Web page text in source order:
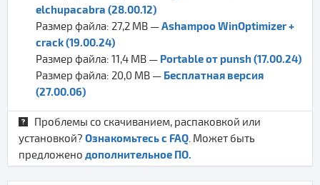
elchupacabra (28.00.12)
Размер файла: 27,2 MB —Ashampoo WinOptimizer +
crack (19.00.24)
Размер файла: 11,4 MB — Portable от punsh (17.00.24)
Размер файла: 20,0 MB — Бесплатная версия
(27.00.06)
Проблемы со скачиванием, распаковкой или
установкой? Ознакомьтесь с FAQ. Может быть
предложено дополнительное ПО.